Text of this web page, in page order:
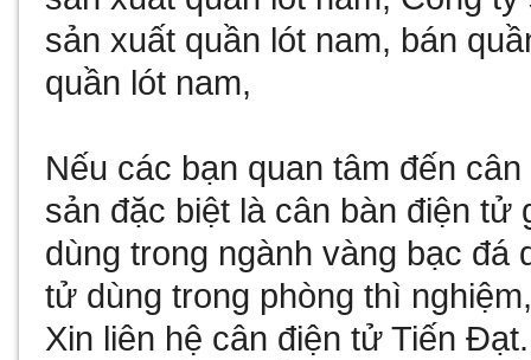
sản xuất quần lót nam, bán
quần lót nam,
Nếu các bạn quan tâm đến cân
sản đặc biệt là cân bàn điện tử
dùng trong ngành vàng bạc
tử dùng trong phòng thì
Xin liên hệ cân điện tử Tiến